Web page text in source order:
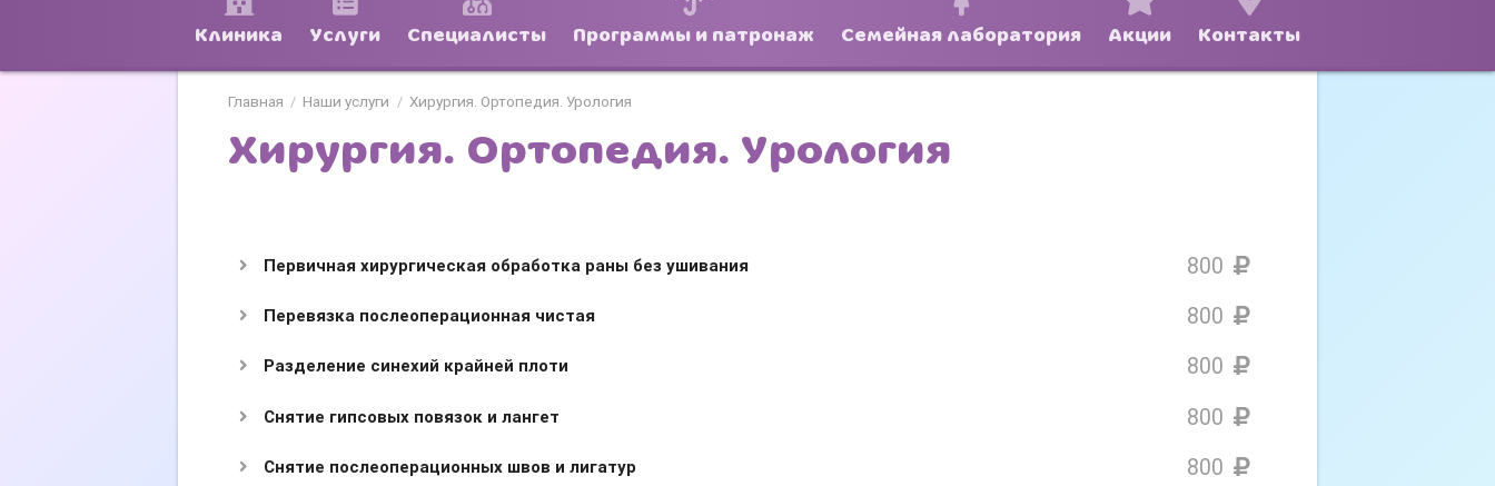
Клиника Услуги Специалисты Программы и патронаж Семейная лаборатория Акции Контакты
Главная / Наши услуги / Хирургия. Ортопедия. Урология
Хирургия. Ортопедия. Урология
800
Первичная хирургическая обработка раны без ушивания
800
Перевязка послеоперационная чистая
800
Разделение синехий крайней плоти
800
Снятие гипсовых повязок и лангет
800
Снятие послеоперационных швов и лигатур